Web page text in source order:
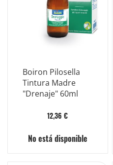
Boiron Pilosella
Tintura Madre
"Drenaje" 60ml
12,36 €
No está disponible